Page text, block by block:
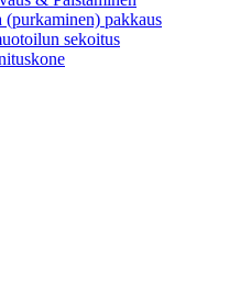
pakkaus
sekoitus